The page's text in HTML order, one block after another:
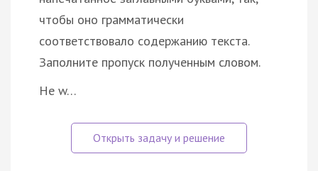
чтобы оно грамматически
соответствовало содержанию текста.
Заполните пропуск полученным словом.
He w…